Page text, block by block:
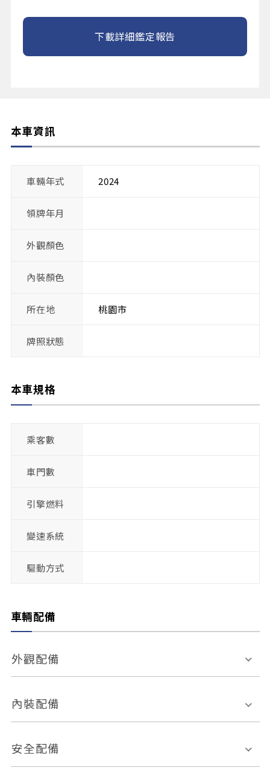
下載詳細鑑定報告
本車資訊
車輛年式 2024
領牌年月
外觀顏色
內裝顏色
所在地 桃園市
牌照狀態
本車規格
乘客數
車門數
引擎燃料
變速系統
驅動方式
車輛配備
外觀配備
電動天窗
後視鏡方向指示燈
內裝配備
多功能方向盤
安全配備